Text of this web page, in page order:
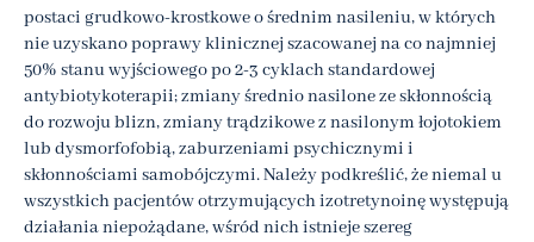
postaci grudkowo-krostkowe o średnim nasileniu, w których
nie uzyskano poprawy klinicznej szacowanej na co najmniej
50% stanu wyjściowego po 2-3 cyklach standardowej
antybiotykoterapii; zmiany średnio nasilone ze skłonnością
do rozwoju blizn, zmiany trądzikowe z nasilonym łojotokiem
lub dysmorfofobią, zaburzeniami psychicznymi i
skłonnościami samobójczymi. Należy podkreślić, że niemal u
wszystkich pacjentów otrzymujących izotretynoinę występują
działania niepożądane, wśród nich istnieje szereg